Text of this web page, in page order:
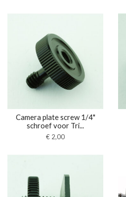
Camera plate screw 1/4"
schroef voor Tri...
€ 2,00